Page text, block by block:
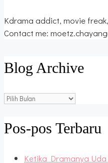
Kdrama addict, movie
Contact me:
Blog Archive
Blog
Pos-pos Terbaru
Ketika Dramanya